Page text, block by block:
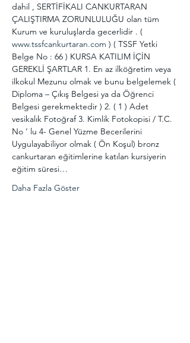
dahil , SERTİFİKALI CANKURTARAN
ÇALIŞTIRMA ZORUNLULUĞU olan tüm
Kurum ve kuruluşlarda gecerlidir . (
www.tssfcankurtaran.com ) ( TSSF Yetki
Belge No : 66 ) KURSA KATILIM İÇİN
GEREKLİ ŞARTLAR 1. En az ilköğretim veya
ilkokul Mezunu olmak ve bunu belgelemek (
Diploma – Çıkış Belgesi ya da Öğrenci
Belgesi gerekmektedir ) 2. ( 1 ) Adet
vesikalık Fotoğraf 3. Kimlik Fotokopisi / T.C.
No ‘ lu 4- Genel Yüzme Becerilerini
Uygulayabiliyor olmak ( Ön Koşul) bronz
cankurtaran eğitimlerine katılan kursiyerin
eğitim süresi…
Daha Fazla Göster